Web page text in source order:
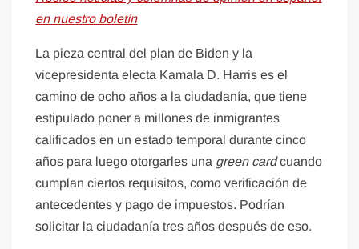
en nuestro boletín
La pieza central del plan de Biden y la
vicepresidenta electa Kamala D. Harris es el
camino de ocho años a la ciudadanía, que tiene
estipulado poner a millones de inmigrantes
calificados en un estado temporal durante cinco
años para luego otorgarles una green cardcuando
cumplan ciertos requisitos, como verificación de
antecedentes y pago de impuestos. Podrían
solicitar la ciudadanía tres años después de eso.